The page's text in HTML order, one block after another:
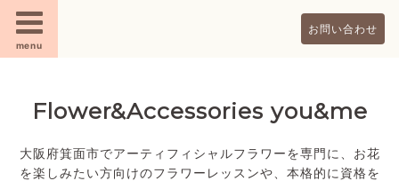
menu
お問い合わせ
Flower&Accessories you&me
大阪府箕面市でアーティフィシャルフラワーを専門に、お花
を楽しみたい方向けのフラワーレッスンや、本格的に資格を